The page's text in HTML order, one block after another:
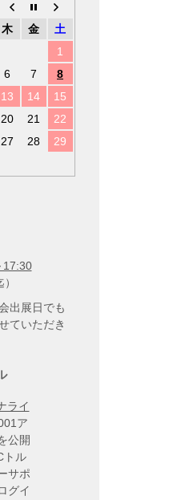
木 金
土
1
6 7
8
13 14
15
20 21
22
27 28
29
17:30
出展日でも
ていただき
ライ
ア
公開
トル
サポ
グイ